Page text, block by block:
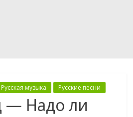
Русская музыка Русские песни
— Надо ли